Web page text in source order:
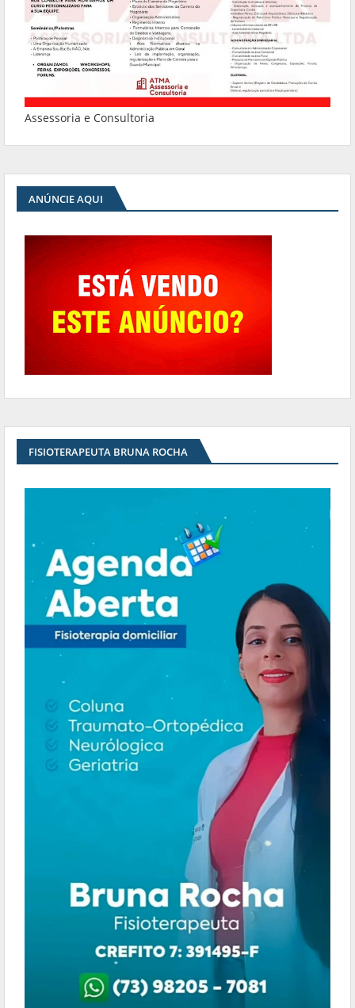
Assessoria e Consultoria
ANÚNCIE AQUI
FISIOTERAPEUTA BRUNA ROCHA